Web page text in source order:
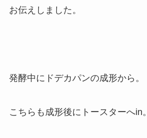
お伝えしました。
発酵中にドデカパンの成形から。
こちらも成形後にトースターへin。